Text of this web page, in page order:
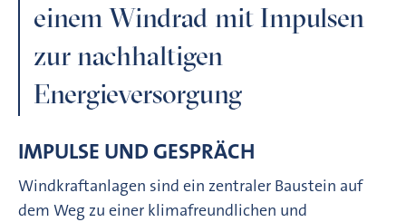
einem Windrad mit Impulsen
zur nachhaltigen
Energieversorgung
IMPULSE UND GESPRÄCH
Windkraftanlagen sind ein zentraler Baustein auf
dem Weg zu einer klimafreundlichen und